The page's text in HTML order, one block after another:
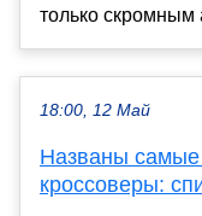
только скромным
18:00, 12 Май
Названы
кроссоверы: